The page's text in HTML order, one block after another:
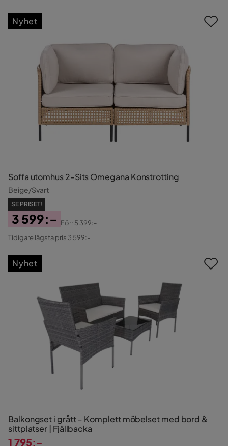
Soffa utomhus 2-Sits Omegana Konstrotting
Beige/Svart
SE PRISET!
Pris
3 599:-
Original
Förr5 399:-
Tidigare lägsta pris 3 599:-
Nyhet
Balkongset i grått – Komplett möbelset med bord &
sittplatser | Fjällbacka
1 795:-
Nyhet